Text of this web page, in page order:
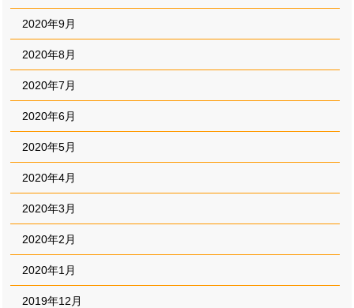
2020年9月
2020年8月
2020年7月
2020年6月
2020年5月
2020年4月
2020年3月
2020年2月
2020年1月
2019年12月